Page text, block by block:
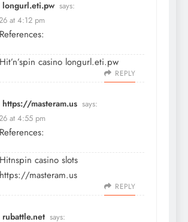
longurl.eti.pw says:
at 4:12 pm
References:
Hit’n’spin casino longurl.eti.pw
REPLY
https://masteram.us says:
at 4:55 pm
References:
Hitnspin casino slots
https://masteram.us
REPLY
rubattle.net says: